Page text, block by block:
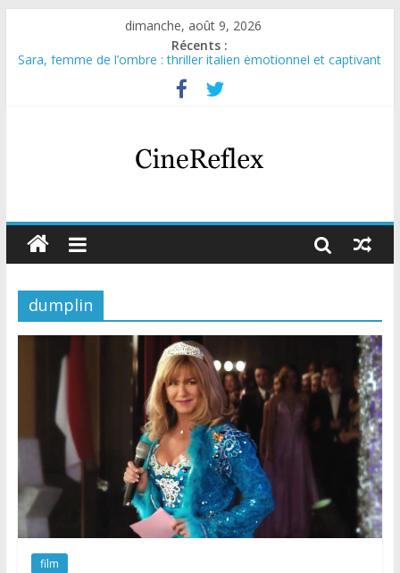
dimanche, août 9, 2026
Récents :
Sara, femme de l’ombre : thriller italien émotionnel et captivant
Journal d’une fille larguée : nouvelle série suédoise sur Netflix
Aema : mini-série sur le tournage d’un film érotique devenu
Olympo, saison 1 : nouvelle série qui séduira les fans de
dumplin
film